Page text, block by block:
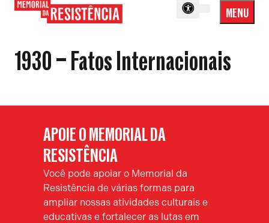
Resistência
MENU
Menu
1930 – Fatos Internacionais
APOIE O MEMORIAL DA
RESISTÊNCIA
Você pode apoiar o Memorial da
Resistência de várias formas para
ampliar nossas atividades culturais e
educativas e fortalecer as lutas em